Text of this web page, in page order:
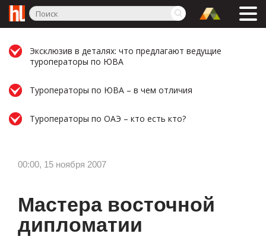
Эксклюзив в деталях: что предлагают ведущие
туроператоры по ЮВА
Туроператоры по ЮВА – в чем отличия
Туроператоры по ОАЭ – кто есть кто?
00:00, 15 ноября 2007
Мастера восточной
дипломатии